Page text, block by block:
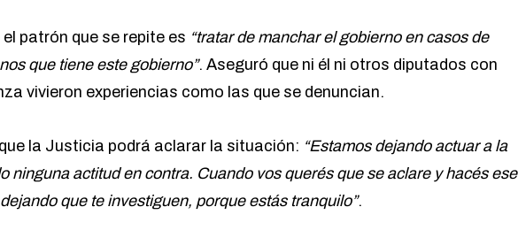
patrón que se repite es “tratar de manchar el gobierno en casos de
que tiene este gobierno”. Aseguró que ni él ni otros diputados con
vivieron experiencias como las que se denuncian.
la Justicia podrá aclarar la situación: “Estamos dejando actuar a la
ninguna actitud en contra. Cuando vos querés que se aclare y hacés ese
que te investiguen, porque estás tranquilo”.